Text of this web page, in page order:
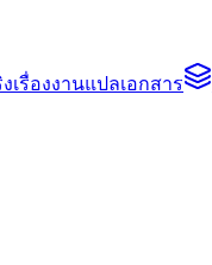
เรื่องงานแปลเอกสาร